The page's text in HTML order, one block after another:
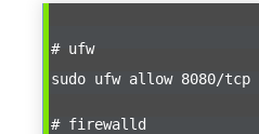
# ufw
sudo ufw allow 8080/tcp
# firewalld